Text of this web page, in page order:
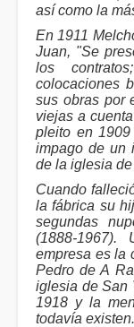
así como la
En 1911
Juan, "Se
los
colocaciones
sus obras por
viejas a
pleito en
impago de un
de la iglesia
Cuando
la fábrica su
segundas
(1888-
empresa es la
Pedro de A
iglesia de San
1918 y la
todavía existen.